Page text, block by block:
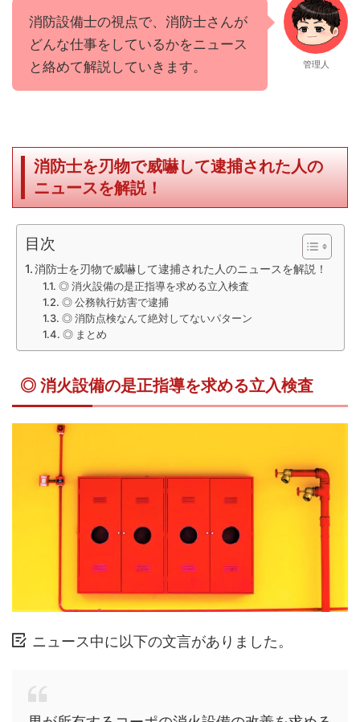
消防設備士の視点で、消防士さんが
どんな仕事をしているかをニュース
と絡めて解説していきます。
管理人
消防士を刃物で威嚇して逮捕された人の
ニュースを解説！
目次
消防士を刃物で威嚇して逮捕された人のニュースを解説！
◎ 消火設備の是正指導を求める立入検査
◎ 公務執行妨害で逮捕
◎ 消防点検なんて絶対してないパターン
◎ まとめ
◎ 消火設備の是正指導を求める立入検査
ニュース中に以下の文言がありました。